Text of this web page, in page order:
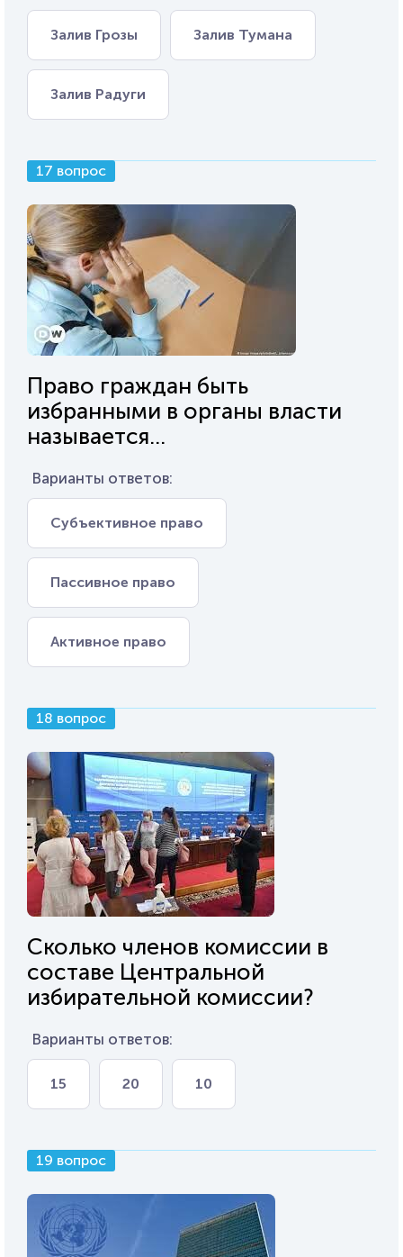
Залив Грозы Залив Тумана
Залив Радуги
17 вопрос
Право граждан быть
избранными в органы власти
называется...
Варианты ответов:
Субъективное право
Пассивное право
Активное право
18 вопрос
Сколько членов комиссии в
составе Центральной
избирательной комиссии?
Варианты ответов:
15 20 10
19 вопрос